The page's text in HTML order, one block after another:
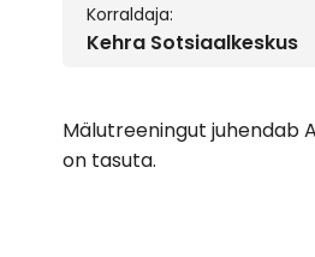
Korraldaja:
Kehra Sotsiaalkeskus
Mälutreeningut juhendab
on tasuta.